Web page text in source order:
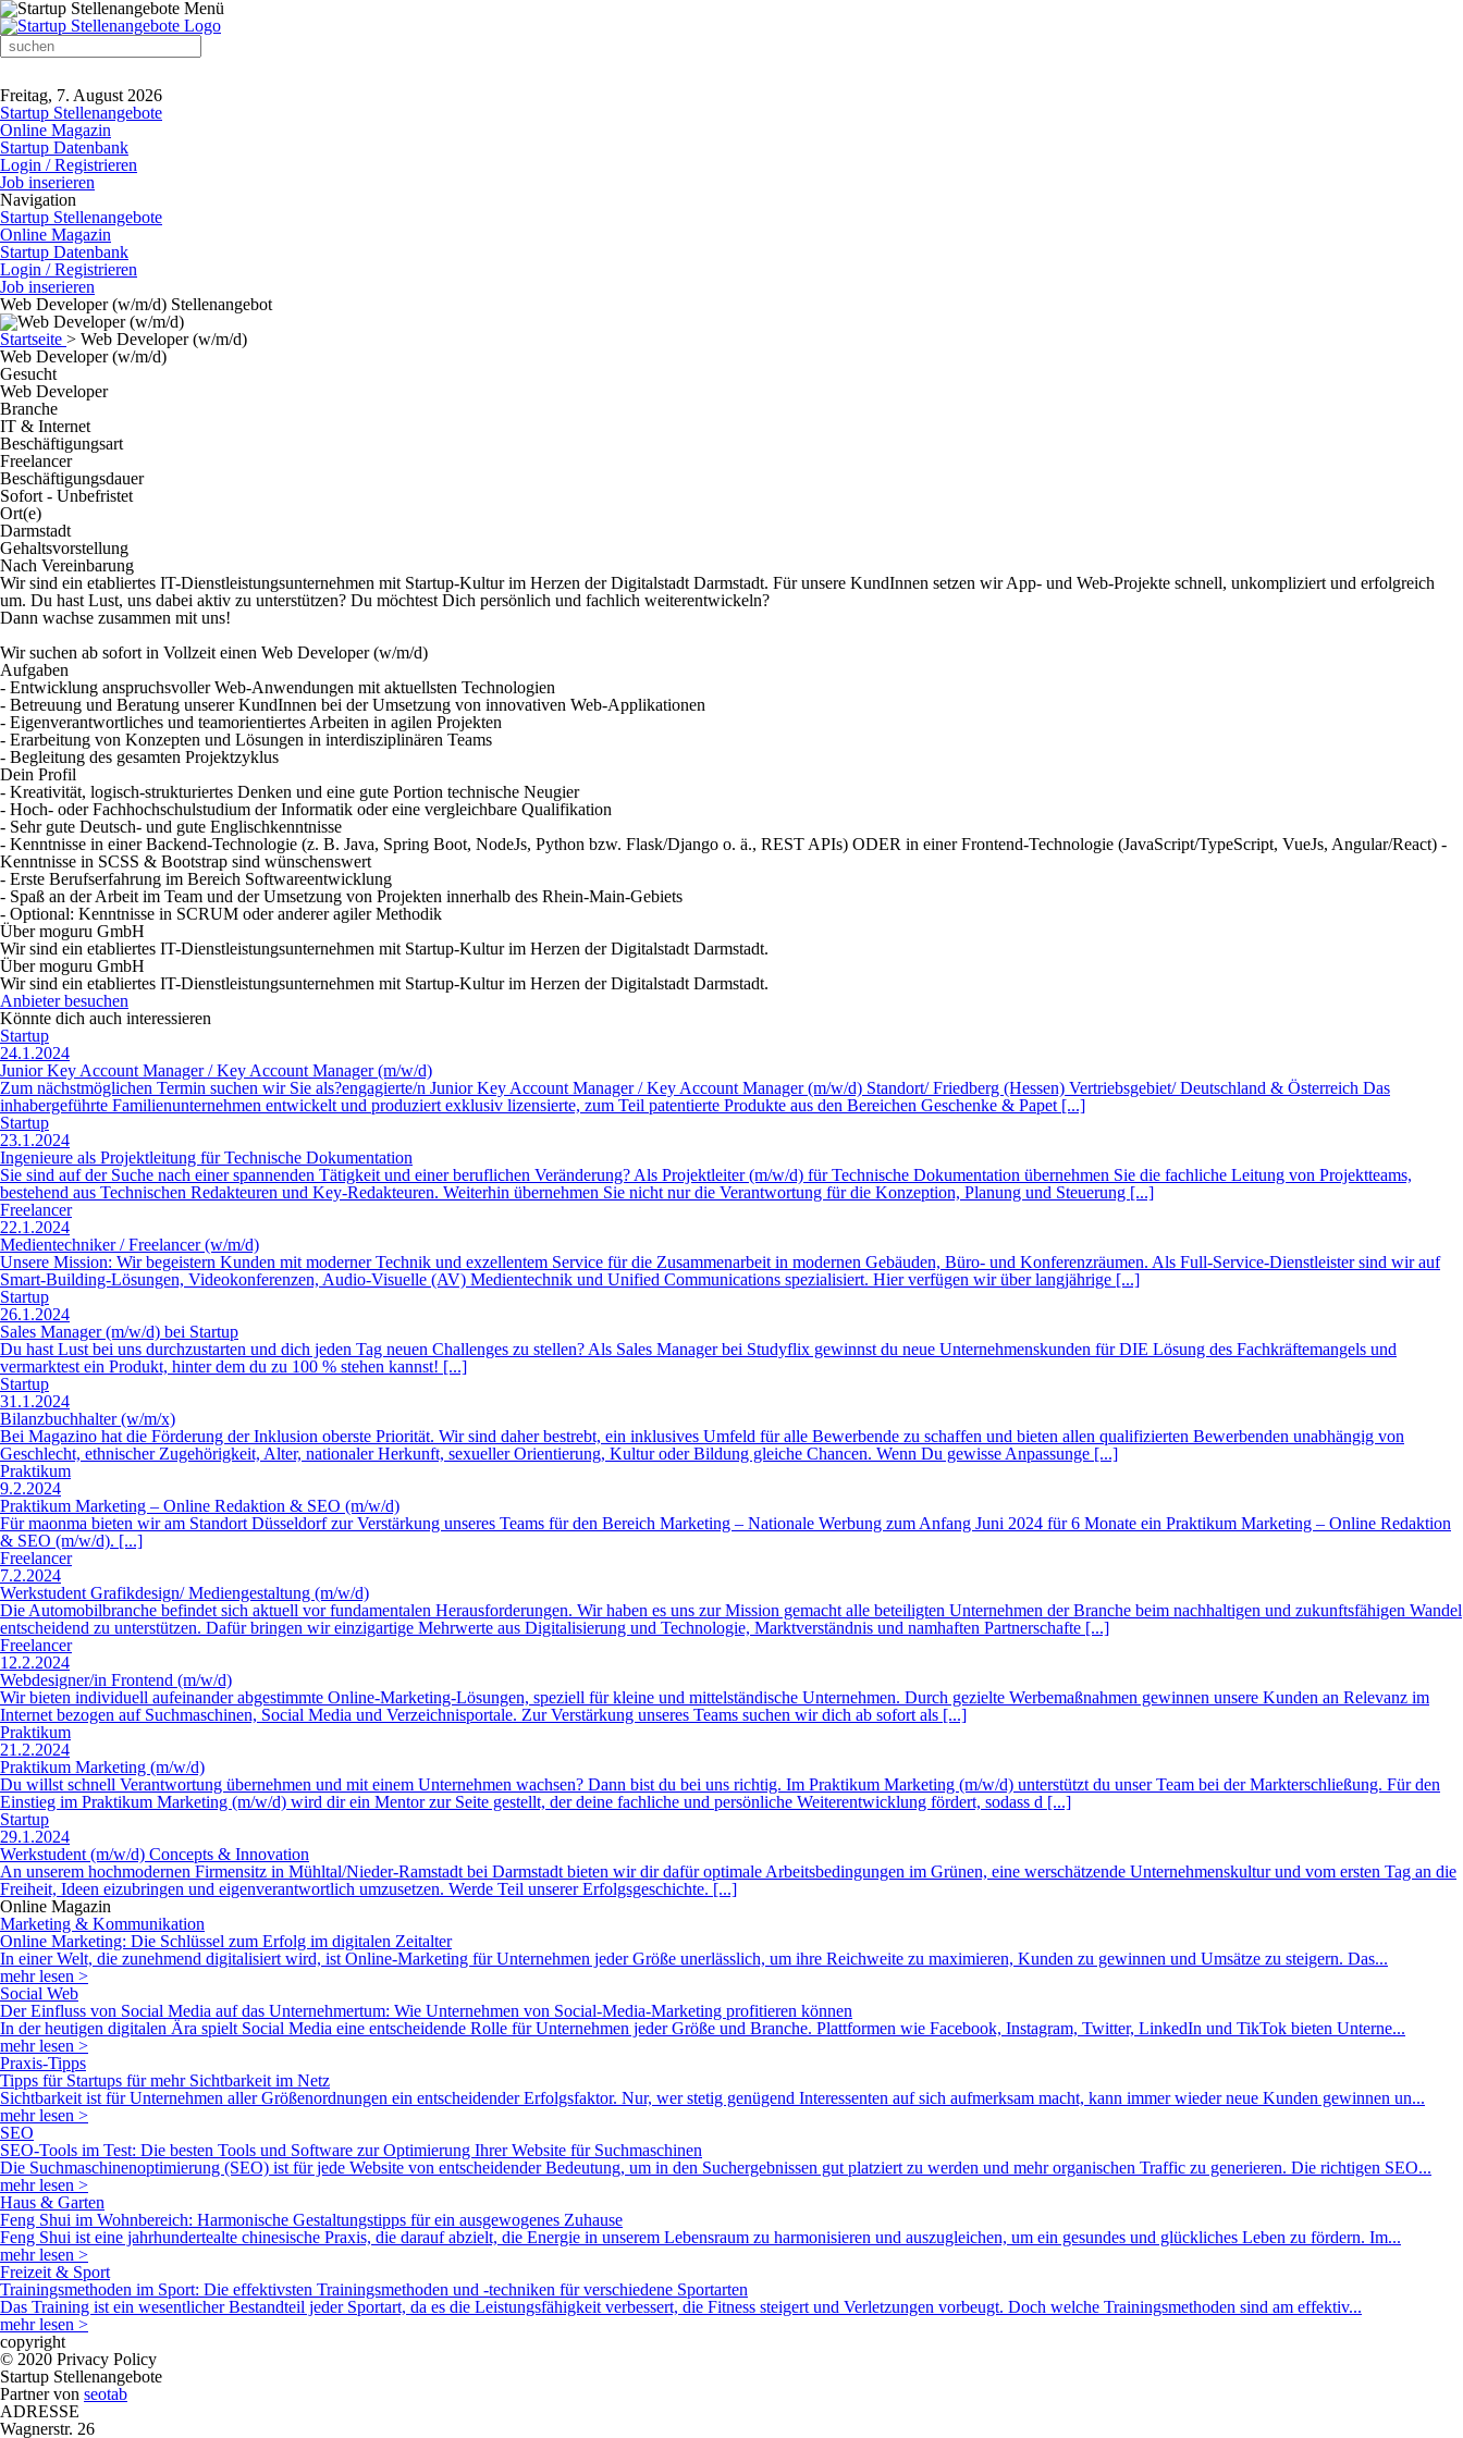
Freitag, 7. August 2026
Startup Stellenangebote
Online Magazin
Startup Datenbank
Login / Registrieren
Job inserieren
Navigation
Startup Stellenangebote
Online Magazin
Startup Datenbank
Login / Registrieren
Job inserieren
Web Developer (w/m/d) Stellenangebot
Startseite > Web Developer (w/m/d)
Web Developer (w/m/d)
Gesucht
Web Developer
Branche
IT & Internet
Beschäftigungsart
Freelancer
Beschäftigungsdauer
Sofort - Unbefristet
Ort(e)
Darmstadt
Gehaltsvorstellung
Nach Vereinbarung
Wir sind ein etabliertes IT-Dienstleistungs­unternehmen mit Startup-Kultur im Herzen der Digitalstadt Darmstadt. Für unsere KundInnen setzen wir App- und Web-Projekte schnell, unkompliziert und erfolgreich
um. Du hast Lust, uns dabei aktiv zu unterstützen? Du möchtest Dich persönlich und fachlich weiterentwickeln?
Dann wachse zusammen mit uns!
Wir suchen ab sofort in Vollzeit einen Web Developer (w/m/d)
Aufgaben
- Entwicklung anspruchsvoller Web-Anwendungen mit aktuellsten Technologien
- Betreuung und Beratung unserer KundInnen bei der Umsetzung von innovativen Web-Applikationen
- Eigenverantwortliches und teamorientiertes Arbeiten in agilen Projekten
- Erarbeitung von Konzepten und Lösungen in interdisziplinären Teams
- Begleitung des gesamten Projektzyklus
Dein Profil
- Kreativität, logisch-strukturiertes Denken und eine gute Portion technische Neugier
- Hoch- oder Fachhochschulstudium der Informatik oder eine vergleichbare Qualifikation
- Sehr gute Deutsch- und gute Englischkenntnisse
- Kenntnisse in einer Backend-Technologie (z. B. Java, Spring Boot, NodeJs, Python bzw. Flask/Django o. ä., REST APIs) ODER in einer Frontend-Technologie (JavaScript/TypeScript, VueJs, Angular/React) -
Kenntnisse in SCSS & Bootstrap sind wünschenswert
- Erste Berufserfahrung im Bereich Softwareentwicklung
- Spaß an der Arbeit im Team und der Umsetzung von Projekten innerhalb des Rhein-Main-Gebiets
- Optional: Kenntnisse in SCRUM oder anderer agiler Methodik
Über moguru GmbH
Wir sind ein etabliertes IT-Dienstleistungs­unternehmen mit Startup-Kultur im Herzen der Digitalstadt Darmstadt.
Über moguru GmbH
Wir sind ein etabliertes IT-Dienstleistungs­unternehmen mit Startup-Kultur im Herzen der Digitalstadt Darmstadt.
Anbieter besuchen
Könnte dich auch interessieren
Startup
24.1.2024
Junior Key Account Manager / Key Account Manager (m/w/d)
Zum nächstmöglichen Termin suchen wir Sie als?engagierte/n Junior Key Account Manager / Key Account Manager (m/w/d) Standort/ Friedberg (Hessen) Vertriebsgebiet/ Deutschland & Österreich Das
inhabergeführte Familienunternehmen entwickelt und produziert exklusiv lizensierte, zum Teil patentierte Produkte aus den Bereichen Geschenke & Papet [...]
Startup
23.1.2024
Ingenieure als Projektleitung für Technische Dokumentation
Sie sind auf der Suche nach einer spannenden Tätigkeit und einer beruflichen Veränderung? Als Projektleiter (m/w/d) für Technische Dokumentation übernehmen Sie die fachliche Leitung von Projektteams,
bestehend aus Technischen Redakteuren und Key-Redakteuren. Weiterhin übernehmen Sie nicht nur die Verantwortung für die Konzeption, Planung und Steuerung [...]
Freelancer
22.1.2024
Medientechniker / Freelancer (w/m/d)
Unsere Mission: Wir begeistern Kunden mit moderner Technik und exzellentem Service für die Zusammenarbeit in modernen Gebäuden, Büro- und Konferenzräumen. Als Full-Service-Dienstleister sind wir auf
Smart-Building-Lösungen, Videokonferenzen, Audio-Visuelle (AV) Medientechnik und Unified Communications spezialisiert. Hier verfügen wir über langjährige [...]
Startup
26.1.2024
Sales Manager (m/w/d) bei Startup
Du hast Lust bei uns durchzustarten und dich jeden Tag neuen Challenges zu stellen? Als Sales Manager bei Studyflix gewinnst du neue Unternehmenskunden für DIE Lösung des Fachkräftemangels und
vermarktest ein Produkt, hinter dem du zu 100 % stehen kannst! [...]
Startup
31.1.2024
Bilanzbuchhalter (w/m/x)
Bei Magazino hat die Förderung der Inklusion oberste Priorität. Wir sind daher bestrebt, ein inklusives Umfeld für alle Bewerbende zu schaffen und bieten allen qualifizierten Bewerbenden unabhängig von
Geschlecht, ethnischer Zugehörigkeit, Alter, nationaler Herkunft, sexueller Orientierung, Kultur oder Bildung gleiche Chancen. Wenn Du gewisse Anpassunge [...]
Praktikum
9.2.2024
Praktikum Marketing – Online Redaktion & SEO (m/w/d)
Für maonma bieten wir am Standort Düsseldorf zur Verstärkung unseres Teams für den Bereich Marketing – Nationale Werbung zum Anfang Juni 2024 für 6 Monate ein Praktikum Marketing – Online Redaktion
& SEO (m/w/d). [...]
Freelancer
7.2.2024
Werkstudent Grafikdesign/ Mediengestaltung (m/w/d)
Die Automobilbranche befindet sich aktuell vor fundamentalen Herausforderungen. Wir haben es uns zur Mission gemacht alle beteiligten Unternehmen der Branche beim nachhaltigen und zukunftsfähigen Wandel
entscheidend zu unterstützen. Dafür bringen wir einzigartige Mehrwerte aus Digitalisierung und Technologie, Marktverständnis und namhaften Partnerschafte [...]
Freelancer
12.2.2024
Webdesigner/in Frontend (m/w/d)
Wir bieten individuell auf­einander ab­ge­stimmte Online-Marketing-Lösungen, speziell für kleine und mittel­ständische Unter­nehmen. Durch gezielte Werbe­maß­nahmen gewinnen unsere Kunden an Relevanz im
Internet bezogen auf Such­maschinen, Social Media und Ver­zeichnis­portale. Zur Verstärkung unseres Teams suchen wir dich ab sofort als [...]
Praktikum
21.2.2024
Praktikum Marketing (m/w/d)
Du willst schnell Verantwortung übernehmen und mit einem Unternehmen wachsen? Dann bist du bei uns richtig. Im Praktikum Marketing (m/w/d) unterstützt du unser Team bei der Markterschließung. Für den
Einstieg im Praktikum Marketing (m/w/d) wird dir ein Mentor zur Seite gestellt, der deine fachliche und persönliche Weiterentwicklung fördert, sodass d [...]
Startup
29.1.2024
Werkstudent (m/w/d) Concepts & Innovation
An unserem hochmodernen Firmensitz in Mühltal/Nieder-Ramstadt bei Darmstadt bieten wir dir dafür optimale Arbeitsbedingungen im Grünen, eine werschätzende Unternehmenskultur und vom ersten Tag an die
Freiheit, Ideen eizubringen und eigenverantwortlich umzusetzen. Werde Teil unserer Erfolgsgeschichte. [...]
Online Magazin
Marketing & Kommunikation
Online Marketing: Die Schlüssel zum Erfolg im digitalen Zeitalter
In einer Welt, die zunehmend digitalisiert wird, ist Online-Marketing für Unternehmen jeder Größe unerlässlich, um ihre Reichweite zu maximieren, Kunden zu gewinnen und Umsätze zu steigern. Das...
mehr lesen >
Social Web
Der Einfluss von Social Media auf das Unternehmertum: Wie Unternehmen von Social-Media-Marketing profitieren können
In der heutigen digitalen Ära spielt Social Media eine entscheidende Rolle für Unternehmen jeder Größe und Branche. Plattformen wie Facebook, Instagram, Twitter, LinkedIn und TikTok bieten Unterne...
mehr lesen >
Praxis-Tipps
Tipps für Startups für mehr Sichtbarkeit im Netz
Sichtbarkeit ist für Unternehmen aller Größenordnungen ein entscheidender Erfolgsfaktor. Nur, wer stetig genügend Interessenten auf sich aufmerksam macht, kann immer wieder neue Kunden gewinnen un...
mehr lesen >
SEO
SEO-Tools im Test: Die besten Tools und Software zur Optimierung Ihrer Website für Suchmaschinen
Die Suchmaschinenoptimierung (SEO) ist für jede Website von entscheidender Bedeutung, um in den Suchergebnissen gut platziert zu werden und mehr organischen Traffic zu generieren. Die richtigen SEO...
mehr lesen >
Haus & Garten
Feng Shui im Wohnbereich: Harmonische Gestaltungstipps für ein ausgewogenes Zuhause
Feng Shui ist eine jahrhundertealte chinesische Praxis, die darauf abzielt, die Energie in unserem Lebensraum zu harmonisieren und auszugleichen, um ein gesundes und glückliches Leben zu fördern. Im...
mehr lesen >
Freizeit & Sport
Trainingsmethoden im Sport: Die effektivsten Trainingsmethoden und -techniken für verschiedene Sportarten
Das Training ist ein wesentlicher Bestandteil jeder Sportart, da es die Leistungsfähigkeit verbessert, die Fitness steigert und Verletzungen vorbeugt. Doch welche Trainingsmethoden sind am effektiv...
mehr lesen >
copyright
© 2020 Privacy Policy
Startup Stellenangebote
Partner von seotab
ADRESSE
Wagnerstr. 26